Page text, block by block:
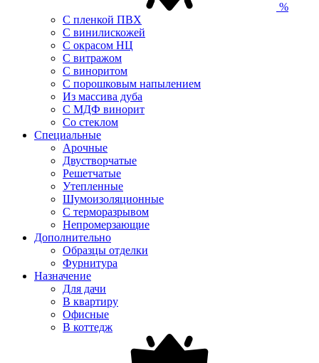
%
С пленкой ПВХ
С винилискожей
С окрасом НЦ
С витражом
С виноритом
С порошковым напылением
Из массива дуба
С МДФ винорит
Со стеклом
Специальные
Арочные
Двустворчатые
Решетчатые
Утепленные
Шумоизоляционные
С терморазрывом
Непромерзающие
Дополнительно
Образцы отделки
Фурнитура
Назначение
Для дачи
В квартиру
Офисные
В коттедж